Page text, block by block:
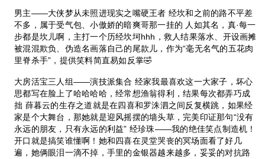
男主——大侠梦从未照进现实之嘴硬王者 经坎和之前的路不平差
不多，属于受气包、小傲娇的暗爽哥那一挂的 人如其名，真·每一
步都是坎儿啊，主打一个历经坎坷hhh，救人结果落水、开设画摊
被混混欺负、伪造名画落自己的尾款儿，作为“毫无名气的五花肉
里脊杀手”，提供笑料简直易如反掌🤣
大房活宝三人组——演技派集合 经家我最喜欢这一大家子，坏心
思都写在脸上了哈哈哈哈，经常想渔翁得利，结果每次都弄巧成
拙 薛暮云的生存之道就是在四喜和罗洙泗之间反复横跳，如果经
家是个大舞台，那她就是迎风摇摆的墙头草，完美印证那句“没有
永远的朋友，只有永远的利益” 经珍珠——我的绝佳笑点制造机！
开口就是搞笑谁懂啊！她和四喜在灵堂哭丧的冥场面看了好几
遍，她俩眼泪一滴不掉，手里的金银器越来越多，妥妥的对抗路